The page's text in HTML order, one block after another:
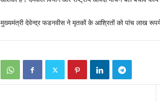
मुख्यमंत्री देवेन्द्र फडनवीस ने मृतकों के आश्रितों को पांच लाख